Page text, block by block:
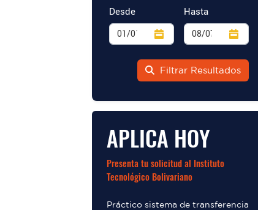
Desde Hasta
Filtrar Resultados
APLICA HOY
Presenta tu solicitud al Instituto
Tecnológico Bolivariano
Práctico sistema de transferencia